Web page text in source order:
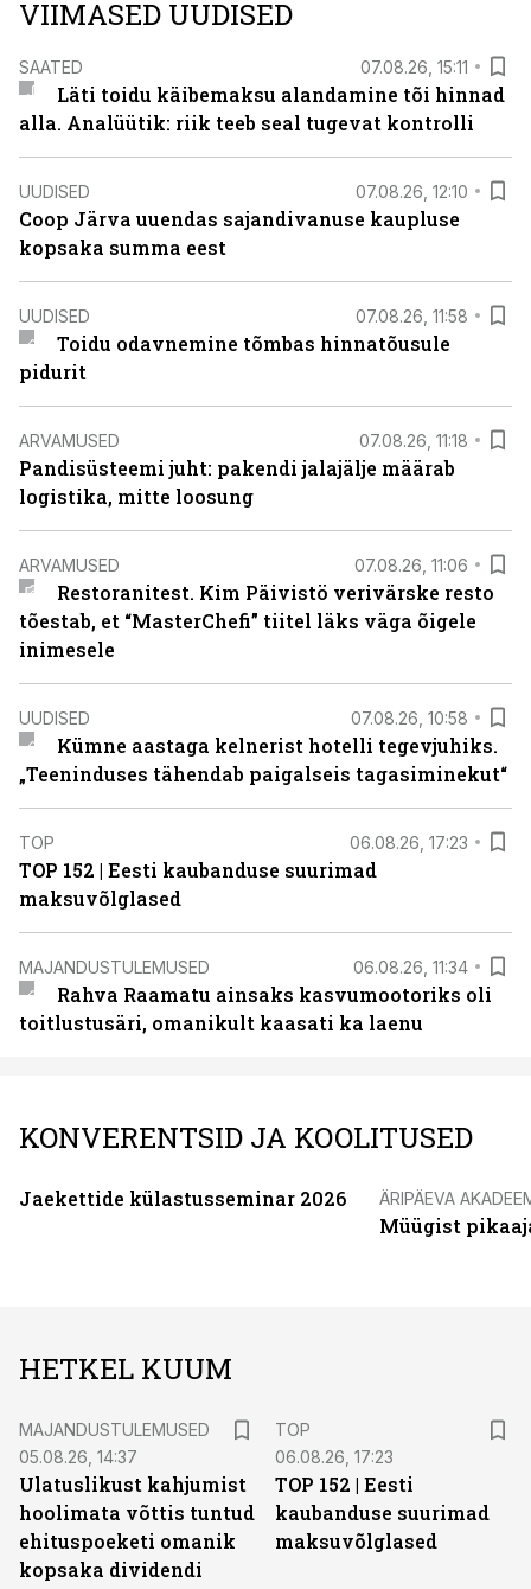
VIIMASED UUDISED
SAATED 07.08.26, 15:11
Läti toidu käibemaksu alandamine tõi hinnad
alla. Analüütik: riik teeb seal tugevat kontrolli
UUDISED 07.08.26, 12:10
Coop Järva uuendas sajandivanuse kaupluse
kopsaka summa eest
UUDISED 07.08.26, 11:58
Toidu odavnemine tõmbas hinnatõusule
pidurit
ARVAMUSED 07.08.26, 11:18
Pandisüsteemi juht: pakendi jalajälje määrab
logistika, mitte loosung
ARVAMUSED 07.08.26, 11:06
Restoranitest. Kim Päivistö verivärske resto
tõestab, et “MasterChefi” tiitel läks väga õigele
inimesele
UUDISED 07.08.26, 10:58
Kümne aastaga kelnerist hotelli tegevjuhiks.
„Teeninduses tähendab paigalseis tagasiminekut“
TOP 06.08.26, 17:23
TOP 152 | Eesti kaubanduse suurimad
maksuvõlglased
MAJANDUSTULEMUSED 06.08.26, 11:34
Rahva Raamatu ainsaks kasvumootoriks oli
toitlustusäri, omanikult kaasati ka laenu
KONVERENTSID JA KOOLITUSED
Jaekettide külastusseminar 2026 ÄRIPÄEVA
Müügist
HETKEL KUUM
MAJANDUSTULEMUSED
05.08.26, 14:37
Ulatuslikust kahjumist
hoolimata võttis tuntud
ehituspoeketi omanik
kopsaka dividendi
TOP
06.08.26, 17:23
TOP 152 | Eesti
kaubanduse suurimad
maksuvõlglased